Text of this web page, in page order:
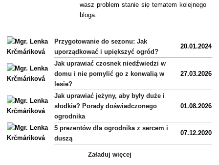
wasz problem stanie się tematem kolejnego
bloga.
Przygotowanie do sezonu: Jak
uporządkować i upiększyć ogród?
20.01.2024
Jak uprawiać czosnek niedźwiedzi w
domu i nie pomylić go z konwalią w
lesie?
27.03.2026
Jak uprawiać jeżyny, aby były duże i
słodkie? Porady doświadczonego
ogrodnika
01.08.2026
5 prezentów dla ogrodnika z sercem i
duszą
07.12.2020
Załaduj więcej